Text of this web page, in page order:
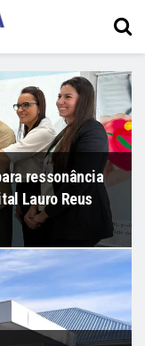
ressonância
Lauro Reus